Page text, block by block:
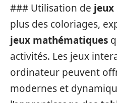
### Utilisation de jeux
plus des coloriages,
jeux mathématiques
activités. Les jeux
ordinateur peuvent
modernes et